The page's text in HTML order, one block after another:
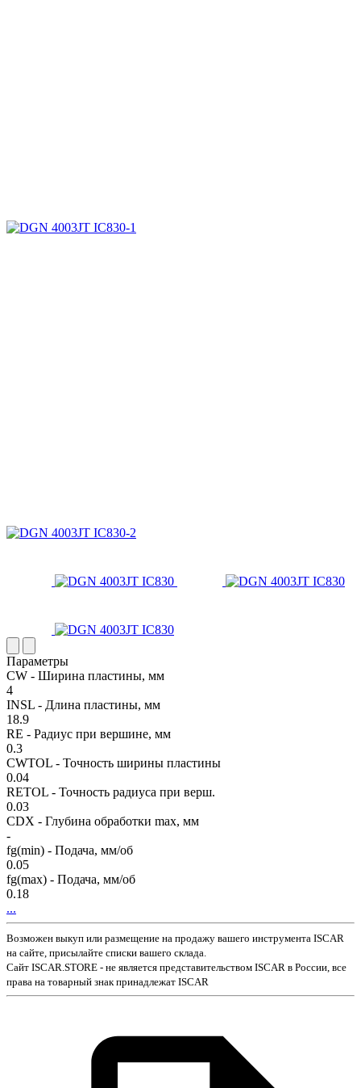
Параметры
CW - Ширина пластины, мм
4
INSL - Длина пластины, мм
18.9
RE - Радиус при вершине, мм
0.3
CWTOL - Точность ширины пластины
0.04
RETOL - Точность радиуса при верш.
0.03
CDX - Глубина обработки max, мм
-
fg(min) - Подача, мм/об
0.05
fg(max) - Подача, мм/об
0.18
...
Возможен выкуп или размещение на продажу вашего инструмента ISCAR
на сайте, присылайте списки вашего склада.
Сайт ISCAR.STORE - не является представительством ISCAR в России, все
права на товарный знак принадлежат ISCAR